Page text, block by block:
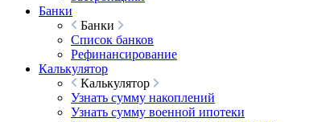
Банки
Банки
Список банков
Рефинансирование
Калькулятор
Калькулятор
Узнать сумму накоплений
Узнать сумму военной ипотеки